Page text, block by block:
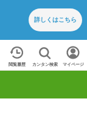
詳しくはこちら
閲覧履歴 カンタン検索 マイページ